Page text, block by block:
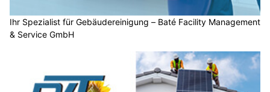
Ihr Spezialist für Gebäudereinigung – Baté Facility Management
& Service GmbH